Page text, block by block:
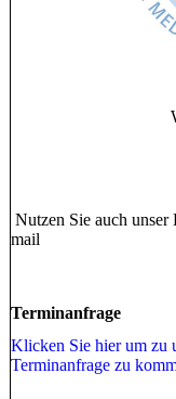
Nutzen Sie auch
mail
Terminanfrage
Klicken Sie hier um zu
Terminanfrage zu